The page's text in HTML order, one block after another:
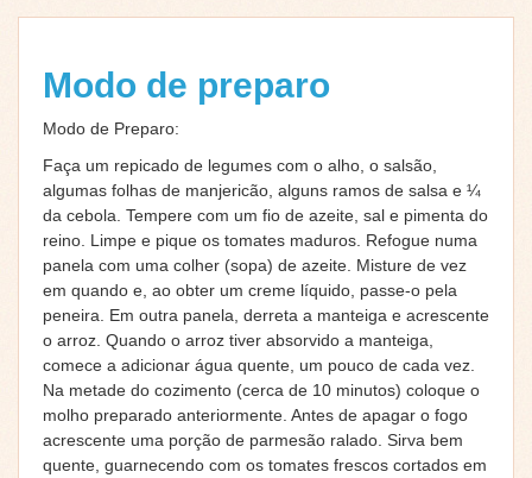
Modo de preparo
Modo de Preparo:
Faça um repicado de legumes com o alho, o salsão,
algumas folhas de manjericão, alguns ramos de salsa e ¼
da cebola. Tempere com um fio de azeite, sal e pimenta do
reino. Limpe e pique os tomates maduros. Refogue numa
panela com uma colher (sopa) de azeite. Misture de vez
em quando e, ao obter um creme líquido, passe-o pela
peneira. Em outra panela, derreta a manteiga e acrescente
o arroz. Quando o arroz tiver absorvido a manteiga,
comece a adicionar água quente, um pouco de cada vez.
Na metade do cozimento (cerca de 10 minutos) coloque o
molho preparado anteriormente. Antes de apagar o fogo
acrescente uma porção de parmesão ralado. Sirva bem
quente, guarnecendo com os tomates frescos cortados em